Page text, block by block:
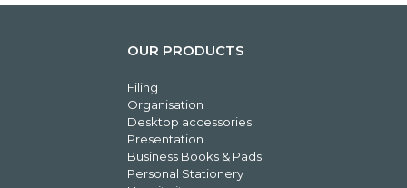
OUR PRODUCTS
Filing
Organisation
Desktop accessories
Presentation
Business Books & Pads
Personal Stationery